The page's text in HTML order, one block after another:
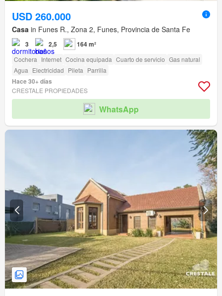
USD 260.000
Casa in Funes R., Zona 2, Funes, Provincia de Santa Fe
3 2,5 164 m²
Cochera Internet Cocina equipada Cuarto de servicio Gas natural
Agua Electricidad Pileta Parrilla
Hace 30+ días
CRESTALE PROPIEDADES
WhatsApp